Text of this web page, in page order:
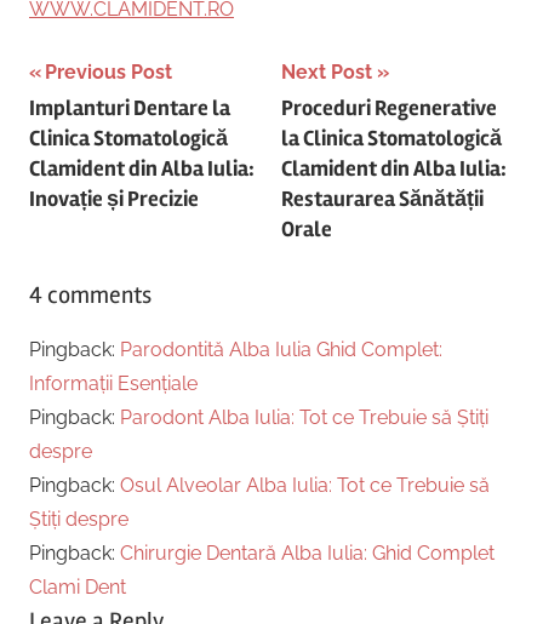
WWW.CLAMIDENT.RO
Post
navigation
Previous Post
Implanturi Dentare la
Clinica Stomatologică
Clamident din Alba Iulia:
Inovație și Precizie
Next Post
Proceduri Regenerative
la Clinica Stomatologică
Clamident din Alba Iulia:
Restaurarea Sănătății
Orale
4 comments
Pingback: Parodontită Alba Iulia Ghid Complet:
Informații Esențiale
Pingback: Parodont Alba Iulia: Tot ce Trebuie să Știți
despre
Pingback: Osul Alveolar Alba Iulia: Tot ce Trebuie să
Știți despre
Pingback: Chirurgie Dentară Alba Iulia: Ghid Complet
Clami Dent